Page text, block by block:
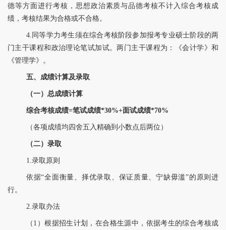
德等方面进行考核，思想政治素质与品德考核不计入综合考核成
绩，考核结果为合格或不合格。
4.同等学力考生须在综合考核阶段参加报考专业硕士阶段的两
门主干课程和政治理论笔试加试。两门主干课程为 ：
《会计学》和
《管理学》。
五、成绩计算及录取
（一）总成绩计算
综合考核成绩=笔试成绩*30%+面试成绩*70%
（各项成绩均四舍五入精确到小数点后两位）
（二）录取
1.录取原则
依据“全面衡量、择优录取、保证质量、宁缺毋滥”的原则进
行。
2.录取办法
（1）根据招生计划，在合格生源中，依据考生的综合考核成